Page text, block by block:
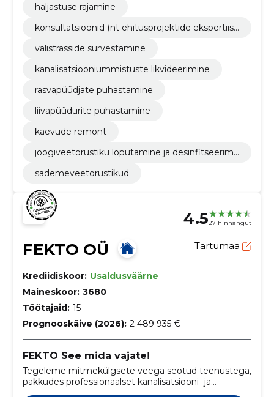
haljastuse rajamine
konsultatsioonid (nt ehitusprojektide ekspertiisi
välistrasside survestamine
kanalisatsiooniummistuste likvideerimine
rasvapüüdjate puhastamine
liivapüüdurite puhastamine
kaevude remont
joogiveetorustiku loputamine ja desinfitseerimi
sademeveetorustikud
4.527 hinnangut
FEKTO OÜ Tartumaa
Krediidiskoor: Usaldusväärne
Maineskoor: 3680
Töötajaid: 15
Prognooskäive (2026): 2 489 935 €
FEKTO See mida vajate!
Tegeleme mitmekülgsete veega seotud teenustega,
pakkudes professionaalset kanalisatsiooni- ja